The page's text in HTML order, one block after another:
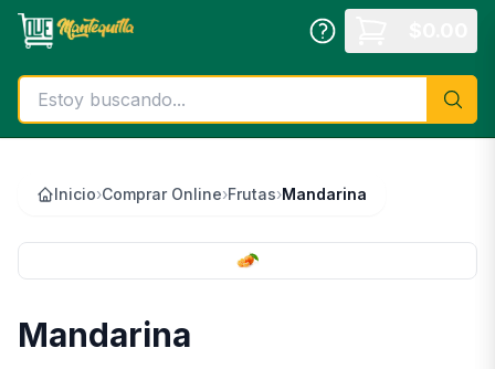
Saltar al contenido principal
Inicio›Comprar Online›Frutas›Mandarina
Mandarina